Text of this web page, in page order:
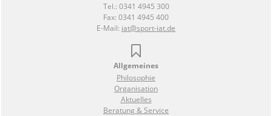
Tel.: 0341 4945 300
Fax: 0341 4945 400
E-Mail: iat@sport-iat.de
Allgemeines
Philosophie
Organisation
Aktuelles
Beratung & Service